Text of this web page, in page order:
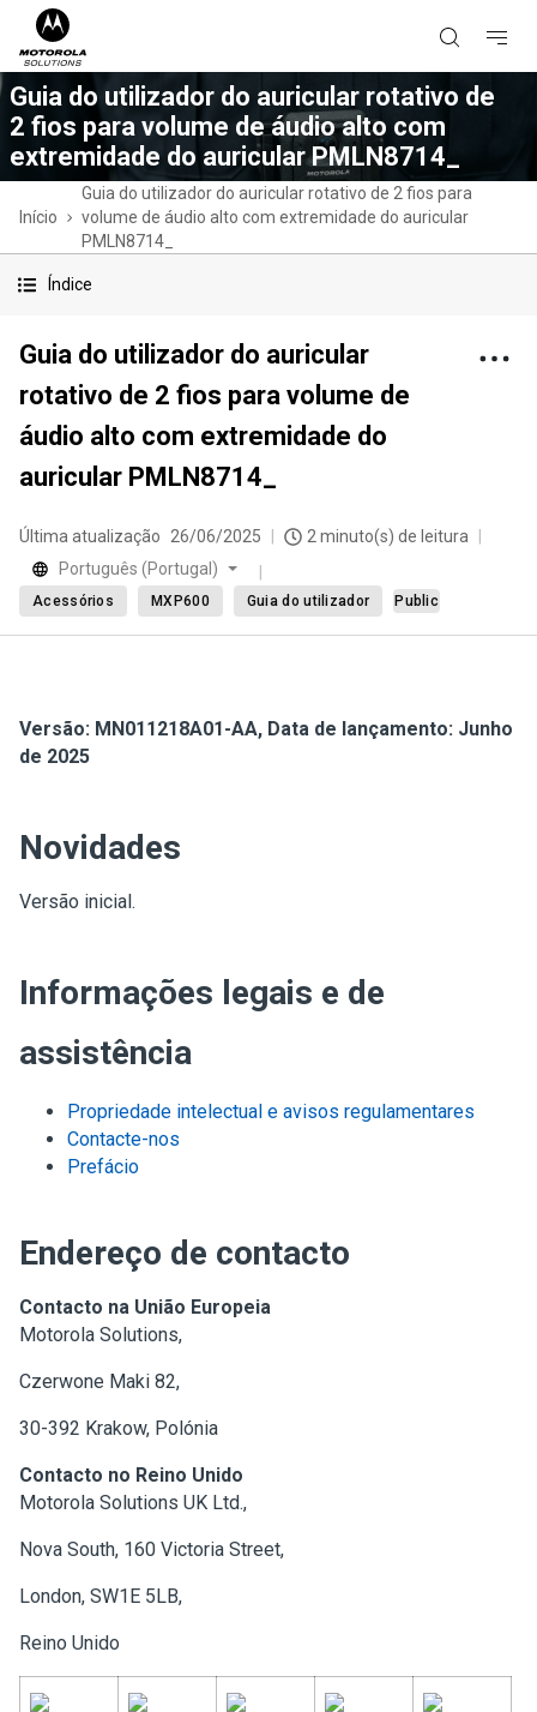
Guia do utilizador do auricular rotativo de
2 fios para volume de áudio alto com
extremidade do auricular PMLN8714_
Início
Guia do utilizador do auricular rotativo de 2 fios para
volume de áudio alto com extremidade do auricular
PMLN8714_
Índice
Guia do utilizador do auricular
rotativo de 2 fios para volume de
áudio alto com extremidade do
auricular PMLN8714_
Última atualização 26/06/2025
2 minuto(s) de leitura
Português (Portugal)
Acessórios MXP600 Guia do utilizador Public
Versão: MN011218A01-AA, Data de lançamento: Junho
de 2025
Novidades
Versão inicial.
Informações legais e de
assistência
Propriedade intelectual e avisos regulamentares
Contacte-nos
Prefácio
Endereço de contacto
Contacto na União Europeia
Motorola Solutions,
Czerwone Maki 82,
30-392 Krakow, Polónia
Contacto no Reino Unido
Motorola Solutions UK Ltd.,
Nova South, 160 Victoria Street,
London, SW1E 5LB,
Reino Unido